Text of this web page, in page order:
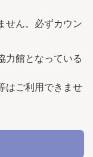
せん。必ずカウン
力館となっている
はご利用できませ